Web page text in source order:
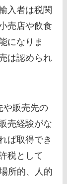
入者は税関
売店や飲食
になりま
は認められ
や販売先の
売経験がな
ば取得でき
税として
所的、人的